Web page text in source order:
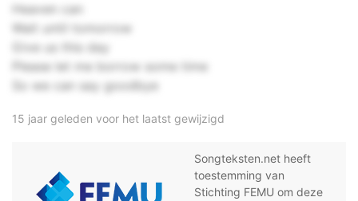
Heaven can
Wait until tomorrow
Give us this day
Please let me borrow some time
So we can say goodbye
15 jaar geleden voor het laatst gewijzigd
Songteksten.net heeft
toestemming van
Stichting FEMU om deze